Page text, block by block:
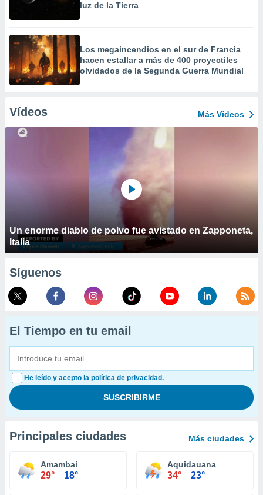
luz de la Tierra
Los megaincendios en el sur de Francia
hacen estallar a más de 400 proyectiles
olvidados de la Segunda Guerra Mundial
Vídeos Más Vídeos
Un enorme diablo de polvo fue avistado en Zapponeta,
Italia
Síguenos
El Tiempo en tu email
He leído y acepto la política de privacidad.
Principales ciudades Más ciudades
Amambai
29° 18°
Aquidauana
34° 23°